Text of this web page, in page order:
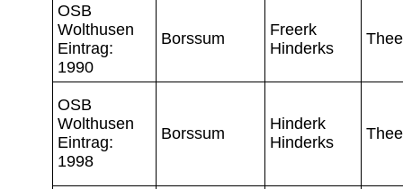
OSB
Wolthusen
Eintrag:
1990
Borssum
Freerk
Hinderks
OSB
Wolthusen
Eintrag:
1998
Borssum
Hinderk
Hinderks